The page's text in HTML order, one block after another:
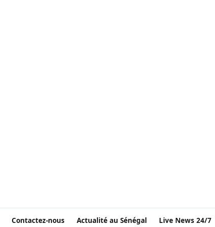
Contactez-nous Actualité au Sénégal Live News 24/7